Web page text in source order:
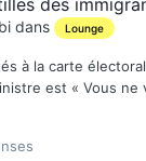
dans Lounge
à la carte
est « Vous ne